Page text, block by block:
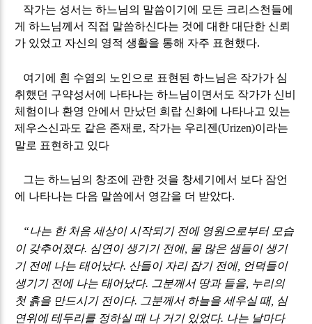
작가는 성서는 하느님의 말씀이기에 모든 크리스천들에
게 하느님께서 직접 말씀하신다는 것에 대한 대단한 신뢰
가 있었고 자신의 영적 생활을 통해 자주 표현했다.
여기에 흰 수염의 노인으로 표현된 하느님은 작가가 심
취했던 구약성서에 나타나는 하느님이면서도 작가가 신비
체험이나 환영 안에서 만났던 희랍 신화에 나타나고 있는
제우스신과도 같은 존재로, 작가는 우리젠(Urizen)이라는
말로 표현하고 있다
그는 하느님의 창조에 관한 것을 창세기에서 보다 잠언
에 나타나는 다음 말씀에서 영감을 더 받았다.
“나는 한 처음 세상이 시작되기 전에 영원으로부터 모습
이 갖추어졌다. 심연이 생기기 전에, 물 많은 샘들이 생기
기 전에 나는 태어났다. 산들이 자리 잡기 전에, 언덕들이
생기기 전에 나는 태어났다. 그분께서 땅과 들을 누리의
첫 흙을 만드시기 전이다. 그분께서 하늘을 세우실 때, 심
연위에 테두리를 정하실 때 나 거기 있었다. 나는 날마다